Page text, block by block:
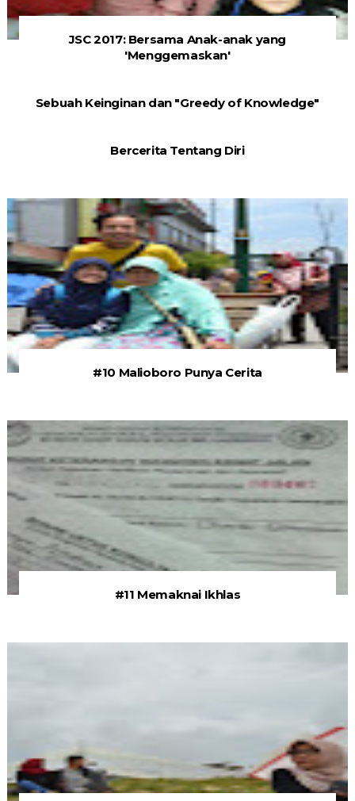
JSC 2017: Bersama Anak-anak yang
'Menggemaskan'
Sebuah Keinginan dan "Greedy of Knowledge"
Bercerita Tentang Diri
#10 Malioboro Punya Cerita
#11 Memaknai Ikhlas